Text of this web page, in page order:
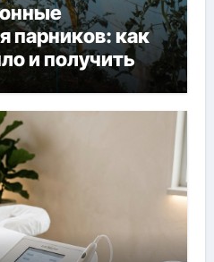
парников: как
и получить